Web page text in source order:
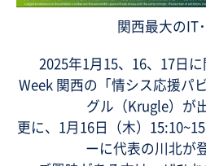
関西最大のIT
2025年1月15、 16、 17日
Week 関西の「情シス応援パ
グル（Krugle）が
更に、 1 月 16日（木） 15:
ーに代表の川北が